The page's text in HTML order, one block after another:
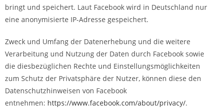
bringt und speichert. Laut Facebook wird in Deutschland nur
eine anonymisierte IP-Adresse gespeichert.
Zweck und Umfang der Datenerhebung und die weitere
Verarbeitung und Nutzung der Daten durch Facebook sowie
die diesbezüglichen Rechte und Einstellungsmöglichkeiten
zum Schutz der Privatsphäre der Nutzer, können diese den
Datenschutzhinweisen von Facebook
entnehmen: https://www.facebook.com/about/privacy/.